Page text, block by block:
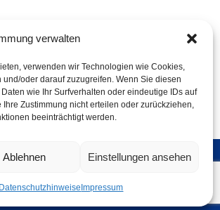
verwalten
verwenden wir Technologien wie Cookies,
oder darauf zuzugreifen. Wenn Sie diesen
wie Ihr Surfverhalten oder eindeutige IDs auf
Zustimmung nicht erteilen oder zurückziehen,
beeinträchtigt werden.
Ablehnen Einstellungen ansehen
Datenschutzhinweise Impressum
stellen.